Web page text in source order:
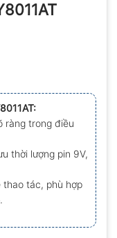
ràng trong điều
thời lượng pin 9V,
tác, phù hợp